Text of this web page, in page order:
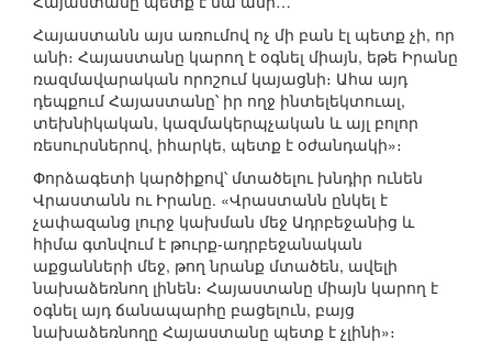
Հայաստանն այս առումով ոչ մի բան էլ պետք չի, որ
անի։ Հայաստանը կարող է օգնել միայն, եթե Իրանը
ռազմավարական որոշում կայացնի։ Ահա այդ
դեպքում Հայաստանը՝ իր ողջ ինտելեկտուալ,
տեխնիկական, կազմակերպչական և այլ բոլոր
ռեսուրսներով, իհարկե, պետք է օժանդակի»։
Փորձագետի կարծիքով՝ մտածելու խնդիր ունեն
Վրաստանն ու Իրանը. «Վրաստանն ընկել է
չափազանց լուրջ կախման մեջ Ադրբեջանից և
հիմա գտնվում է թուրք-ադրբեջանական
աքցանների մեջ, թող նրանք մտածեն, ավելի
նախաձեռնող լինեն։ Հայաստանը միայն կարող է
օգնել այդ ճանապարհը բացելուն, բայց
նախաձեռնողը Հայաստանը պետք է չլինի»։